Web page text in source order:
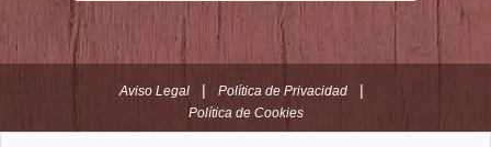
Aviso Legal | Política de Privacidad |
Política de Cookies